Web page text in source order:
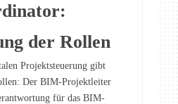
der Rollen
Projektsteuerung gibt
Der BIM-Projektleiter
für das BIM-